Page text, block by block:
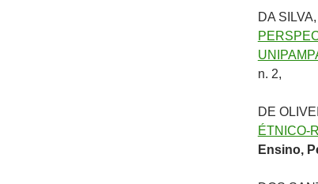
DA
n. 2,
DE
ÉTNICO-
Ensino,